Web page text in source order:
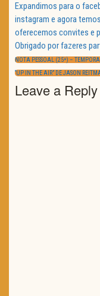
Expandimos para o
instagram e agora
oferecemos convites e
Obrigado por fazeres
Navegação
de
artigos
PREVIOUS
NOTA PESSOAL (25ª) –
NEXT
“UP IN THE AIR” DE JASON
Leave a Reply